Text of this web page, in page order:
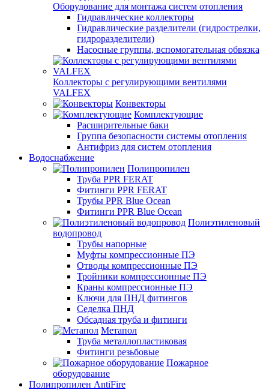
Оборудование для монтажа систем отопления
Гидравлические коллекторы
Гидравлические разделители (гидрострелки,
гидроразделители)
Насосные группы, вспомогательная обвязка
Коллекторы с регулирующими вентилями
VALFEX
Конвекторы
Комплектующие
Расширительные баки
Группа безопасности системы отопления
Антифриз для систем отопления
Водоснабжение
Полипропилен
Труба PPR FERAT
Фитинги PPR FERAT
Трубы PPR Blue Ocean
Фитинги PPR Blue Ocean
Полиэтиленовый
водопровод
Трубы напорные
Муфты компрессионные ПЭ
Отводы компрессионные ПЭ
Тройники компрессионные ПЭ
Краны компрессионные ПЭ
Ключи для ПНД фитингов
Седелка ПНД
Обсадная труба и фитинги
Метапол
Труба металлопластиковая
Фитинги резьбовые
Пожарное
оборудование
Полипропилен AntiFire